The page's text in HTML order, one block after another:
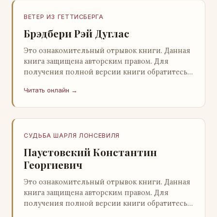
ВЕТЕР ИЗ ГЕТТИСБЕРГА
Брэдбери Рэй Дуглас
Это ознакомительный отрывок книги. Данная
книга защищена авторским правом. Для
получения полной версии книги обратитесь к
легального ко…
Читать онлайн →
СУДЬБА ШАРЛЯ ЛОНСЕВИЛЯ
Паустовский Константин
Георгиевич
Это ознакомительный отрывок книги. Данная
книга защищена авторским правом. Для
получения полной версии книги обратитесь к